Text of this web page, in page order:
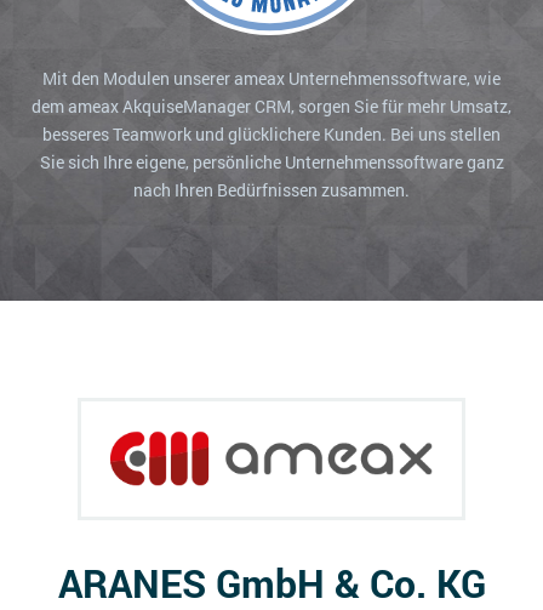
Offene Stellen bei CRM-Lieferanten
Über uns
DSGVO/GDPR
Impressum
Mit den Modulen unserer ameax Unternehmenssoftware, wie
dem ameax AkquiseManager CRM, sorgen Sie für mehr Umsatz,
besseres Teamwork und glücklichere Kunden. Bei uns stellen
Sie sich Ihre eigene, persönliche Unternehmenssoftware ganz
nach Ihren Bedürfnissen zusammen.
ARANES GmbH & Co. KG